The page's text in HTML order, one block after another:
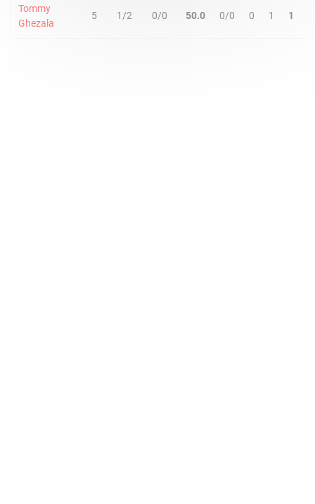
Tommy
Ghezala
5 1/2 0/0 50.0 0/0 0 1 1